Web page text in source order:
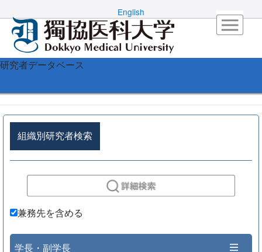
English
研究者データベース
組織別研究者検索
兼務先を含める
学長・副学長